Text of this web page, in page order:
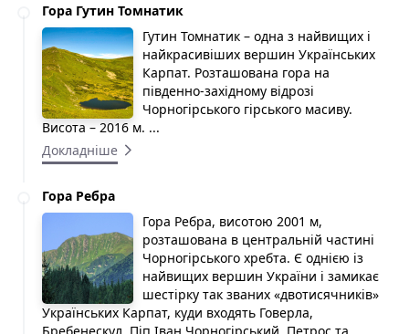
Гора Гутин Томнатик
Гутин Томнатик – одна з найвищих і
найкрасивіших вершин Українських
Карпат. Розташована гора на
південно-західному відрозі
Чорногірського гірського масиву.
Висота – 2016 м. ...
Докладніше
Гора Ребра
Гора Ребра, висотою 2001 м,
розташована в центральній частині
Чорногірського хребта. Є однією із
найвищих вершин України і замикає
шестірку так званих «двотисячників»
Українських Карпат, куди входять Говерла,